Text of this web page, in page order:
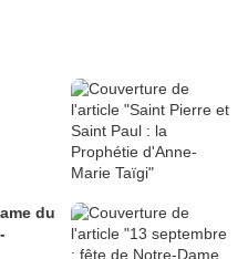
du